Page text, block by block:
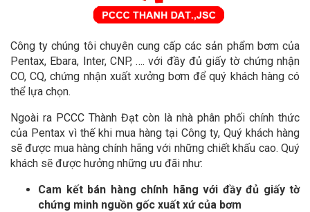
Công ty chúng tôi chuyên cung cấp các sản phẩm bơm của
Pentax, Ebara, Inter, CNP, …. với đầy đủ giấy tờ chứng nhận
CO, CQ, chứng nhận xuất xưởng bơm để quý khách hàng có
thể lựa chọn.
Ngoài ra PCCC Thành Đạt còn là nhà phân phối chính thức
của Pentax vì thế khi mua hàng tại Công ty, Quý khách hàng
sẽ được mua hàng chính hãng với những chiết khấu cao. Quý
khách sẽ được hưởng những ưu đãi như:
Cam kết bán hàng chính hãng với đầy đủ giấy tờ
chứng minh nguồn gốc xuất xứ của bơm